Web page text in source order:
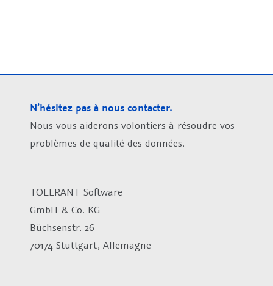
N’hésitez pas à nous contacter.
Nous vous aiderons volontiers à résoudre vos
problèmes de qualité des données.
TOLERANT Software
GmbH & Co. KG
Büchsenstr. 26
70174 Stuttgart, Allemagne